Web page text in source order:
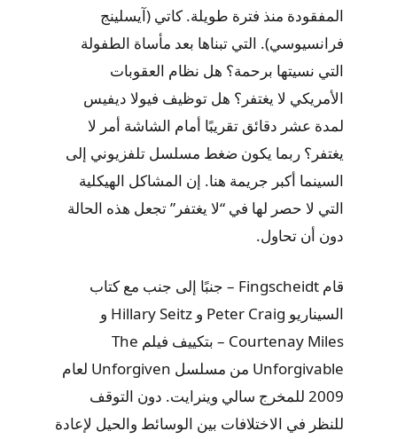
المفقودة منذ فترة طويلة. كاتي (آيسلينج
فرانسيوسي). التي تبناها بعد مأساة الطفولة
التي نسيتها برحمة؟ هل نظام العقوبات
الأمريكي لا يغتفر؟ هل توظيف فيولا ديفيس
لمدة عشر دقائق تقريبًا أمام الشاشة أمر لا
يغتفر؟ ربما يكون ضغط مسلسل تلفزيوني إلى
السينما أكبر جريمة هنا. إن المشاكل الهيكلية
التي لا حصر لها في “لا يغتفر” تجعل هذه الحالة
دون أن تحاول.
قام Fingscheidt – جنبًا إلى جنب مع كتاب
السيناريو Peter Craig و Hillary Seitz و
Courtenay Miles – بتكييف فيلم The
Unforgivable من مسلسل Unforgiven لعام
2009 للمخرج سالي وينرايت. دون التوقف
للنظر في الاختلافات بين الوسائط والحيل لإعادة